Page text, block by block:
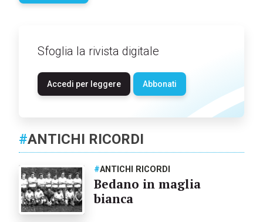
Sfoglia la rivista digitale
Accedi per leggere Abbonati
#ANTICHI RICORDI
#ANTICHI RICORDI
Bedano in maglia
bianca